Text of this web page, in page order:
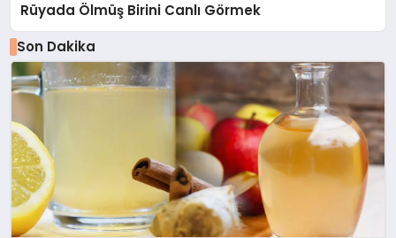
Rüyada Ölmüş Birini Canlı Görmek
Son Dakika